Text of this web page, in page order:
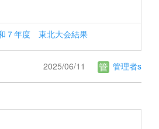
７年度 東北大会結果
2025/06/11 管理者s